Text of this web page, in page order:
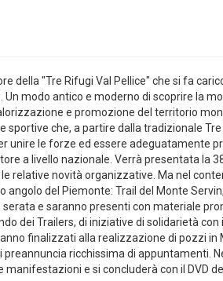
della "Tre Rifugi Val Pellice" che si fa
modo antico e moderno di scoprire la
e promozione del territorio
che, a partire dalla tradizionale
unire le forze ed essere adeguatamente
a livello nazionale. Verrà presentata la
relative novità organizzative. Ma nel
del Piemonte: Trail del Monte
e saranno presenti con materiale
dei Trailers, di iniziative di solidarietà
finalizzati alla realizzazione di pozzi in
ricchissima di appuntamenti.
e si concluderà con il DVD